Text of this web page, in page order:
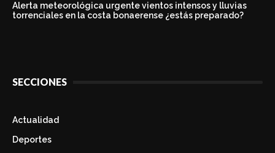
Alerta meteorológica urgente vientos intensos y lluvias
torrenciales en la costa bonaerense ¿estás preparado?
SECCIONES
Actualidad
Deportes